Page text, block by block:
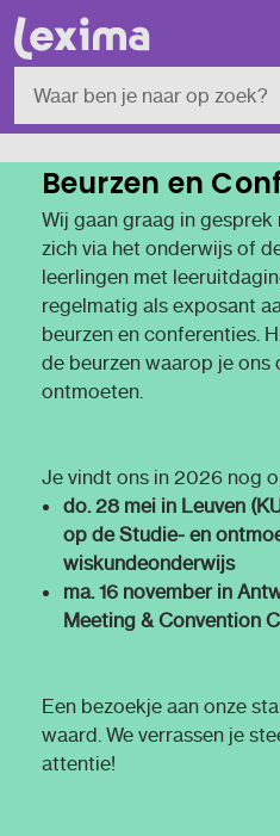
Beurzen en
Wij gaan graag in
zich via het onderwijs of
leerlingen met
regelmatig als exposant
beurzen en conferenties.
de beurzen waarop je
ontmoeten.
Je vindt ons in 2026 nog
do. 28 mei in Leuven
op de Studie- en
wiskundeonderwijs
ma. 16 november in
Meeting & Convention
Een bezoekje aan onze
waard. We verrassen je
attentie!